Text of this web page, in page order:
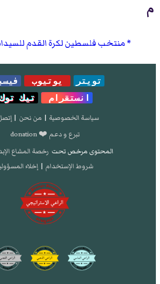
م
منتخب فلسطين لكرة القدم
تويتر يوتيوب
انستقرام
تيك توك
سياسة الخصوصية | من نحن |
تبرع و دعم ❤️ donation
المحتوى مرخص تحت رخصة المشاع
شروط الإستخدام | إخلاء